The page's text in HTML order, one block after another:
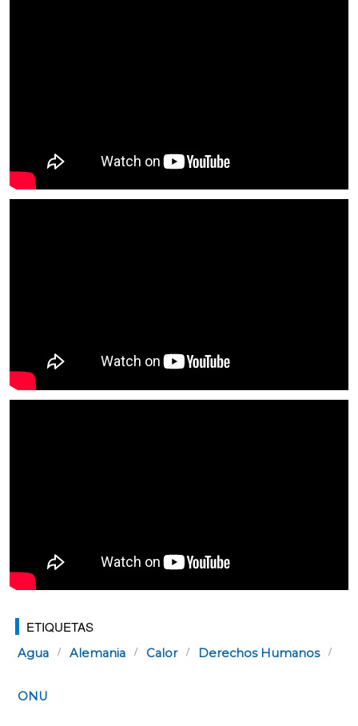
ETIQUETAS
Agua Alemania Calor Derechos Humanos
ONU